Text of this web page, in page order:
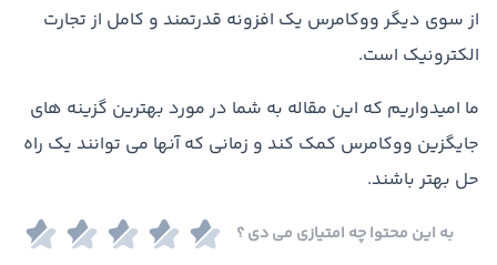
از سوی دیگر ووکامرس یک افزونه قدرتمند و کامل از تجارت
الکترونیک است.
ما امیدواریم که این مقاله به شما در مورد بهترین گزینه های
جایگزین ووکامرس کمک کند و زمانی که آنها می توانند یک راه
حل بهتر باشند.
به این محتوا چه امتیازی می دی ؟